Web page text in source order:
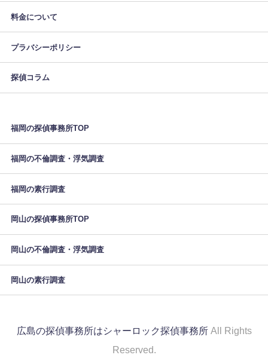
料金について
プラバシーポリシー
探偵コラム
福岡の探偵事務所TOP
福岡の不倫調査・浮気調査
福岡の素行調査
岡山の探偵事務所TOP
岡山の不倫調査・浮気調査
岡山の素行調査
広島の探偵事務所はシャーロック探偵事務所All Rights
Reserved.